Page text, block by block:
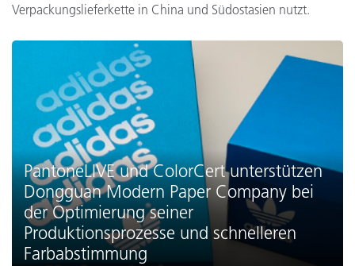
Verpackungslieferkette in China und Südostasien nutzt.
PantoneLIVE und ColorCert unterstützen
Dongguan Modern Paper Company bei
der Optimierung seiner
Produktionsprozesse und schnelleren
Farbabstimmung